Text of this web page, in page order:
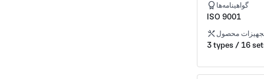
گواهینامه‌ها
ISO 9001
محصول
3 types / 16